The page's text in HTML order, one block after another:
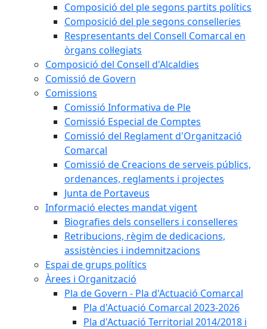
Composició del ple segons partits polítics
Composició del ple segons conselleries
Respresentants del Consell Comarcal en
òrgans col·legiats
Composició del Consell d'Alcaldies
Comissió de Govern
Comissions
Comissió Informativa de Ple
Comissió Especial de Comptes
Comissió del Reglament d'Organització
Comarcal
Comissió de Creacions de serveis públics,
ordenances, reglaments i projectes
Junta de Portaveus
Informació electes mandat vigent
Biografies dels consellers i conselleres
Retribucions, règim de dedicacions,
assistències i indemnitzacions
Espai de grups polítics
Àrees i Organització
Pla de Govern - Pla d'Actuació Comarcal
Pla d'Actuació Comarcal 2023-2026
Pla d'Actuació Territorial 2014/2018 i